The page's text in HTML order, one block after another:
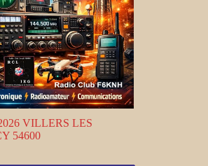
VILLERS LES
54600